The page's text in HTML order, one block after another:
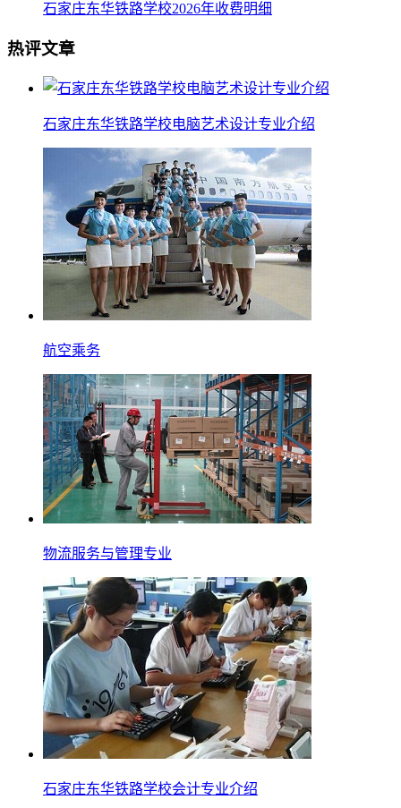
石家庄东华铁路学校2026年收费明细
热评文章
石家庄东华铁路学校电脑艺术设计专业介绍
航空乘务
物流服务与管理专业
石家庄东华铁路学校会计专业介绍